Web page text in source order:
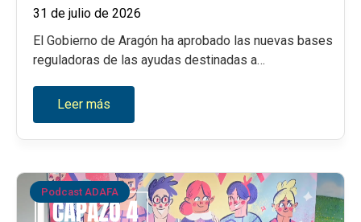
31 de julio de 2026
El Gobierno de Aragón ha aprobado las nuevas bases
reguladoras de las ayudas destinadas a…
Leer más
Podcast ADAFA